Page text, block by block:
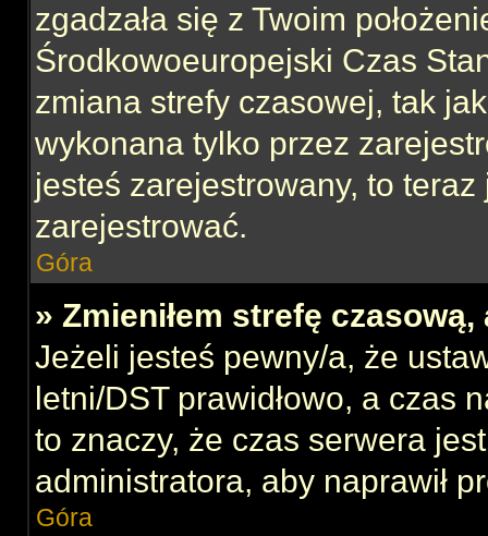
zgadzała się z Twoim
Środkowoeuropejski Czas
zmiana strefy czasowej, tak
wykonana tylko przez
jesteś zarejestrowany, to
zarejestrować.
Góra
» Zmieniłem strefę
Jeżeli jesteś pewny/a, że
letni/DST prawidłowo, a czas
to znaczy, że czas serwera
administratora, aby naprawił
Góra